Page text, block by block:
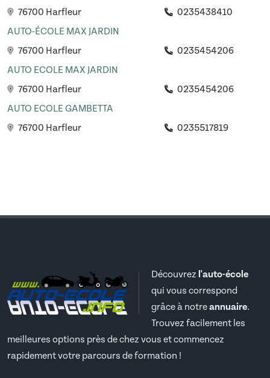
76700 Harfleur
0235438410
AUTO-ÉCOLE MAX JARDIN
76700 Harfleur
0235454206
AUTO ECOLE MAX JARDIN
76700 Harfleur
0235454206
AUTO ECOLE GAMBETTA
76700 Harfleur
0235517819
Découvrez l'auto-école
qui vous correspond
grâce à notreannuaire.
Trouvez facilement les
meilleures options près de chez vous et commencez
rapidement votre parcours de formation !